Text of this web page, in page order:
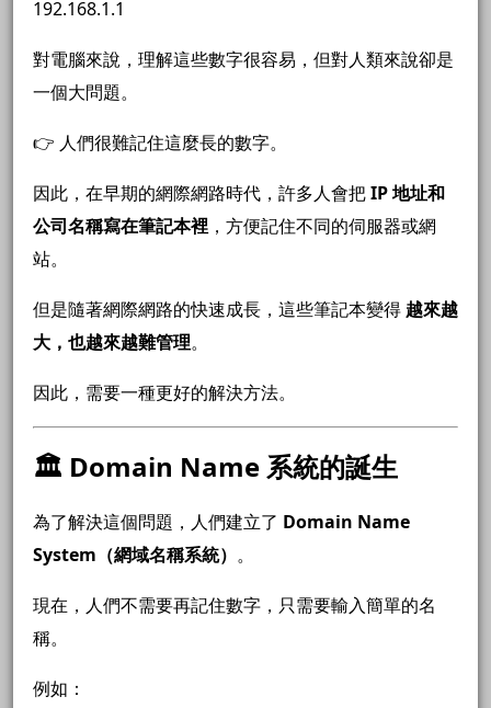
192.168.1.1
對電腦來說，理解這些數字很容易，但對人類來說卻是
一個大問題。
👉 人們很難記住這麼長的數字。
因此，在早期的網際網路時代，許多人會把IP 地址和
公司名稱寫在筆記本裡 ，方便記住不同的伺服器或網
站。
但是隨著網際網路的快速成長，這些筆記本變得 越來越
大，也越來越難管理。
因此，需要一種更好的解決方法。
🏛 Domain Name 系統的誕生
為了解決這個問題，人們建立了 Domain Name
System（網域名稱系統） 。
現在，人們不需要再記住數字，只需要輸入簡單的名
稱。
例如：